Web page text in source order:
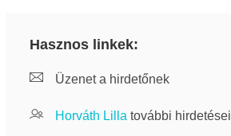
Hasznos linkek:
Üzenet a hirdetőnek
Horváth Lilla további hirdetései